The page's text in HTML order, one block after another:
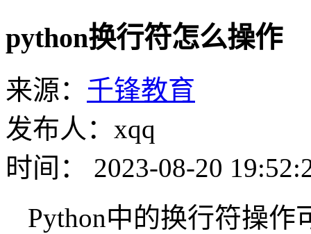
python换行符怎么操作
来源： 千锋教育
发布人：xqq
时间： 2023-08-20
Python中的换行符操